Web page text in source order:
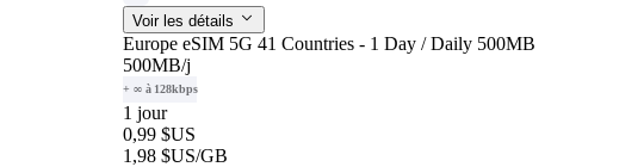
Voir les détails
Europe eSIM 5G 41 Countries - 1 Day / Daily 500MB
500MB/j
+ ∞ à 128kbps
1 jour
0,99 $US
1,98 $US/GB